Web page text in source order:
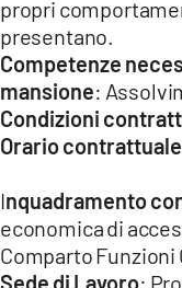
propri
presentano.
Competenze
mansione:
Condizioni
Orario contrattuale
Inquadramento
economica di
Comparto Funzioni
Sede di Lavoro: